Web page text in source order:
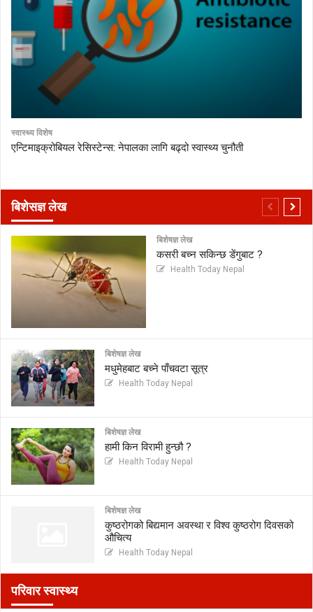
स्वास्थ्य विशेष
एन्टिमाइक्रोबियल रेसिस्टेन्स: नेपालका लागि बढ्दो स्वास्थ्य चुनौती
बिशेसज्ञ लेख
बिशेषज्ञ लेख
कसरी बच्न सकिन्छ डेंगुबाट ?
Health Today Nepal
बिशेषज्ञ लेख
मधुमेहबाट बच्ने पाँचवटा सूत्र
Health Today Nepal
बिशेषज्ञ लेख
हामी किन विरामी हुन्छौ ?
Health Today Nepal
बिशेषज्ञ लेख
कुष्ठरोगको बिद्यमान अवस्था र विश्व कुष्ठरोग दिवसको
औचित्य
Health Today Nepal
परिवार स्वास्थ्य